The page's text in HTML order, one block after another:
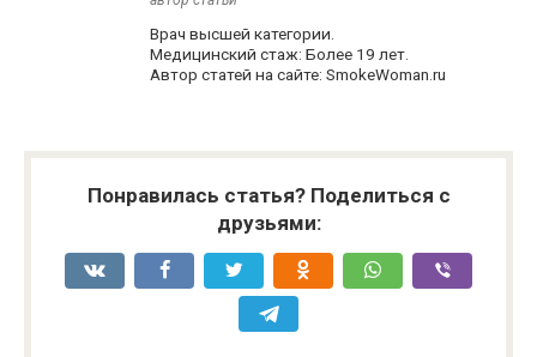
Врач высшей категории.
Медицинский стаж: Более 19 лет.
Автор статей на сайте: SmokeWoman.ru
Понравилась статья? Поделиться с
друзьями: